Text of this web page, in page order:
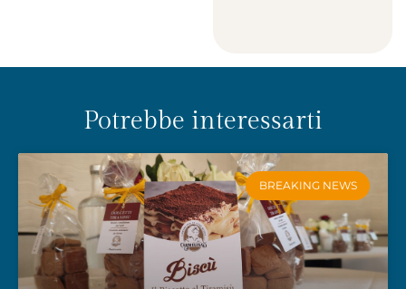
Potrebbe interessarti
BREAKING NEWS